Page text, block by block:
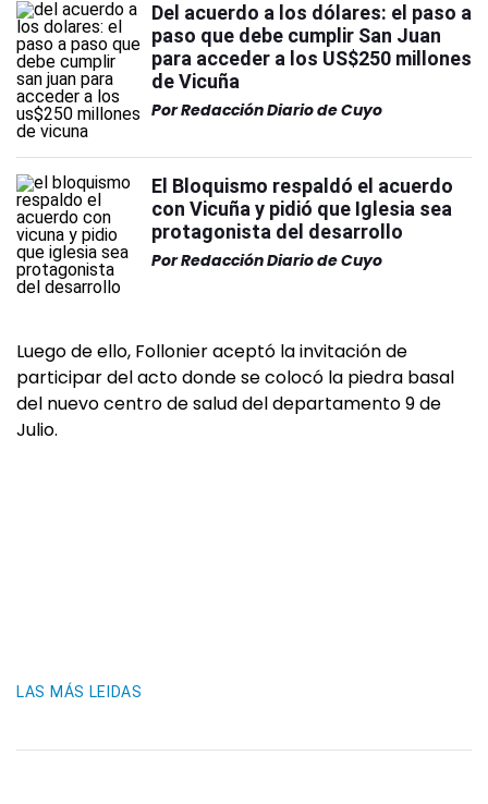
Del acuerdo a los dólares: el paso a
paso que debe cumplir San Juan
para acceder a los US$250 millones
de Vicuña
PorRedacción Diario de Cuyo
El Bloquismo respaldó el acuerdo
con Vicuña y pidió que Iglesia sea
protagonista del desarrollo
PorRedacción Diario de Cuyo
Luego de ello, Follonier aceptó la invitación de
participar del acto donde se colocó la piedra basal
del nuevo centro de salud del departamento 9 de
Julio.
LAS MÁS LEIDAS